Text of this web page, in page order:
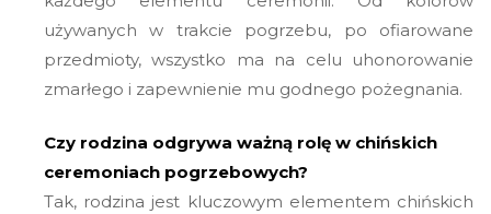
używanych w trakcie pogrzebu, po ofiarowane
przedmioty, wszystko ma na celu uhonorowanie
zmarłego i zapewnienie mu godnego pożegnania.
Czy rodzina odgrywa ważną rolę w chińskich
ceremoniach pogrzebowych?
Tak, rodzina jest kluczowym elementem chińskich